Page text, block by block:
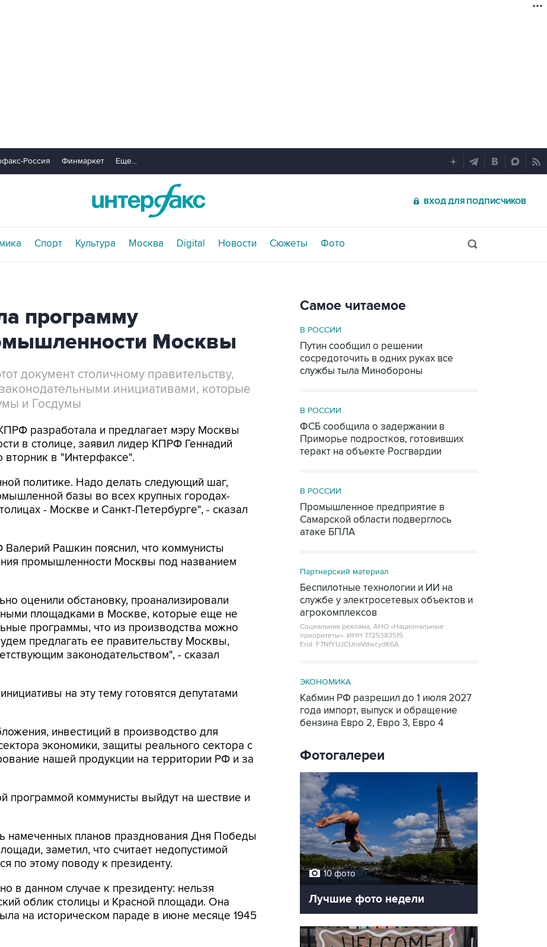
Россия Финмаркет Еще...
ВХОД ДЛЯ ПОДПИСЧИКОВ
Спорт Культура Москва Digital Новости Сюжеты Фото
программу
Москвы
документ столичному правительству,
инициативами, которые
и Госдумы
разработала и предлагает мэру Москвы
в столице, заявил лидер КПРФ Геннадий
в "Интерфаксе".
политике. Надо делать следующий шаг,
базы во всех крупных городах-
- Москве и Санкт-Петербурге", - сказал
Рашкин пояснил, что коммунисты
промышленности Москвы под названием
оценили обстановку, проанализировали
площадками в Москве, которые еще не
программы, что из производства можно
предлагать ее правительству Москвы,
законодательством", - сказал
на эту тему готовятся депутатами
инвестиций в производство для
экономики, защиты реального сектора с
нашей продукции на территории РФ и за
программой коммунисты выйдут на шествие и
намеченных планов празднования Дня Победы
заметил, что считает недопустимой
по этому поводу к президенту.
в данном случае к президенту: нельзя
облик столицы и Красной площади. Она
на историческом параде в июне месяце 1945
Самое читаемое
В РОССИИ
Путин сообщил о решении
сосредоточить в одних руках все
службы тыла Минобороны
В РОССИИ
ФСБ сообщила о задержании в
Приморье подростков, готовивших
теракт на объекте Росгвардии
В РОССИИ
Промышленное предприятие в
Самарской области подверглось
атаке БПЛА
Партнерский материал
Беспилотные технологии и ИИ на
службе у электросетевых объектов и
агрокомплексов
Социальная реклама, АНО «Национальные
приоритеты». ИНН 7725383515
Erid: F7NfYUJCUneVdwcydK6A
ЭКОНОМИКА
Кабмин РФ разрешил до 1 июля 2027
года импорт, выпуск и обращение
бензина Евро 2, Евро 3, Евро 4
Фотогалереи
10 фото
Лучшие фото недели